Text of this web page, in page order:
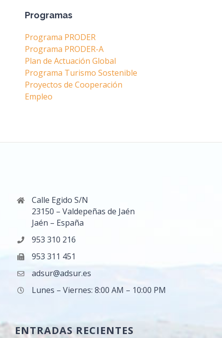
Programas
Programa PRODER
Programa PRODER-A
Plan de Actuación Global
Programa Turismo Sostenible
Proyectos de Cooperación
Empleo
Calle Egido S/N
23150 – Valdepeñas de Jaén
Jaén – España
953 310 216
953 311 451
adsur@adsur.es
Lunes – Viernes: 8:00 AM – 10:00 PM
ENTRADAS RECIENTES